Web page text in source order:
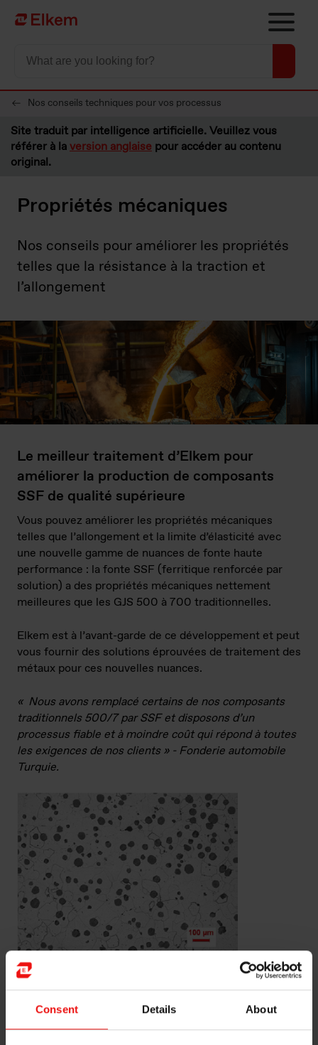
Consent Details About
Skip to main content
Vers la page d'accueil
Nos conseils techniques pour vos processus
Site traduit par intelligence artificielle. Veuillez vous
référer à laversion anglaise pour accéder au contenu
original.
Propriétés mécaniques
Nos conseils pour améliorer les propriétés
telles que la résistance à la traction et
l’allongement
Le meilleur traitement d’Elkem pour
améliorer la production de composants
SSF de qualité supérieure
Vous pouvez améliorer les propriétés mécaniques
telles que l’allongement et la limite d’élasticité avec
une nouvelle gamme de nuances de fonte haute
performance : la fonte SSF (ferritique renforcée par
solution) a des propriétés mécaniques nettement
meilleures que les GJS 500 à 700 traditionnelles.
Elkem est à l’avant-garde de ce développement et peut
vous fournir des solutions éprouvées de traitement des
métaux pour ces nouvelles nuances.
« Nous avons remplacé certains de nos composants
traditionnels 500/7 par SSF et disposons d’un
processus fiable et à moindre coût qui répond à toutes
les exigences de nos clients » - Fonderie automobile
Turquie.
Observation des propriétés mécaniques au microscope